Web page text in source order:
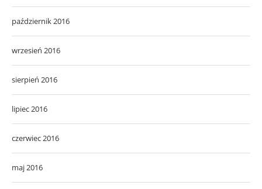
październik 2016
wrzesień 2016
sierpień 2016
lipiec 2016
czerwiec 2016
maj 2016